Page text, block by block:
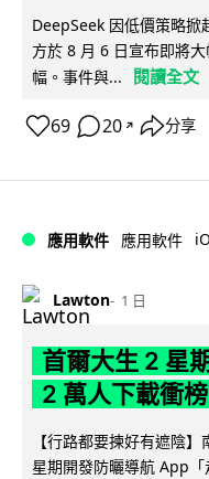
DeepSeek 因低價策略掀
方於 8 月 6 日宣布即將
幅。事件與...
閱讀全文
69 20 ↗ 分享
應用軟件 應用軟件
Lawton 1 日
首爾大生 2 星
2 萬人下載衝
【行路都要揀好有遮陰
星期開發防曬導航 App